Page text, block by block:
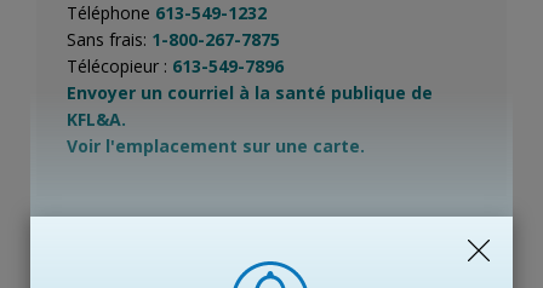
Téléphone 613-549-1232
Sans frais: 1-800-267-7875
Télécopieur : 613-549-7896
Envoyer un courriel à la santé publique de
KFL&A.
Voir l'emplacement sur une carte.